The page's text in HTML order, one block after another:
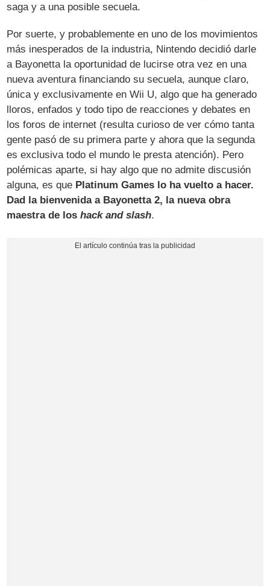
saga y a una posible secuela.
Por suerte, y probablemente en uno de los movimientos
más inesperados de la industria, Nintendo decidió darle
a Bayonetta la oportunidad de lucirse otra vez en una
nueva aventura financiando su secuela, aunque claro,
única y exclusivamente en Wii U, algo que ha generado
lloros, enfados y todo tipo de reacciones y debates en
los foros de internet (resulta curioso de ver cómo tanta
gente pasó de su primera parte y ahora que la segunda
es exclusiva todo el mundo le presta atención). Pero
polémicas aparte, si hay algo que no admite discusión
alguna, es que Platinum Games lo ha vuelto a hacer.
Dad la bienvenida a Bayonetta 2, la nueva obra
maestra de loshack and slash.